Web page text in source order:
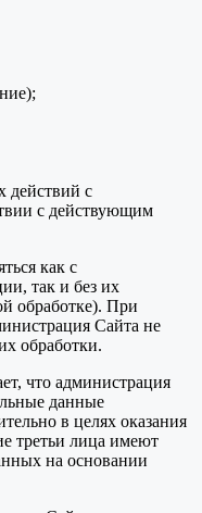
действий с
с действующим
как с
так и без их
обработке). При
Сайта не
обработки.
что администрация
данные
в целях оказания
третьи лица имеют
на основании